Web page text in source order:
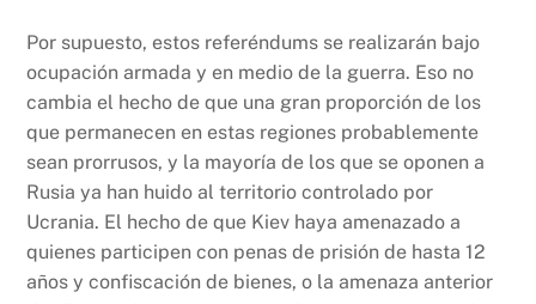
Por supuesto, estos referéndums se realizarán bajo
ocupación armada y en medio de la guerra. Eso no
cambia el hecho de que una gran proporción de los
que permanecen en estas regiones probablemente
sean prorrusos, y la mayoría de los que se oponen a
Rusia ya han huido al territorio controlado por
Ucrania. El hecho de que Kiev haya amenazado a
quienes participen con penas de prisión de hasta 12
años y confiscación de bienes, o la amenaza anterior